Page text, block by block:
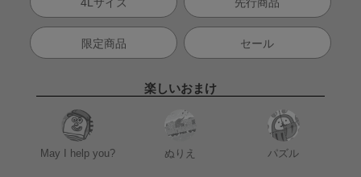
限定商品 セール
楽しいおまけ
May I help you? ぬりえ パズル